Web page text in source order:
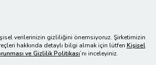
verilerinizin gizliliğini önemsiyoruz. Şirketimizin
hakkında detaylı bilgi almak için lütfen Kişisel
ve Gizlilik Politikası’nı inceleyiniz.